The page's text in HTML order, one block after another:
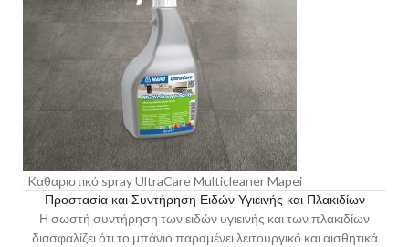
Kαθαριστικό spray UltraCare Multicleaner Mapei
Προστασία και Συντήρηση Ειδών Υγιεινής και Πλακιδίων
Η σωστή συντήρηση των ειδών υγιεινής και των πλακιδίων
διασφαλίζει ότι το μπάνιο παραμένει λειτουργικό και αισθητικά